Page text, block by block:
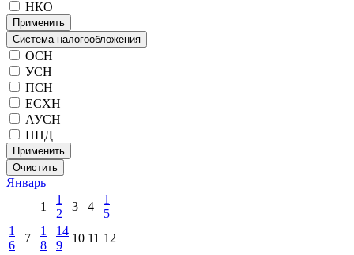
НКО
Применить
Система налогообложения
ОСН
УСН
ПСН
ЕСХН
АУСН
НПД
Применить
Очистить
Январь
1
1
2
3 4
1
5
1
6
7
1
8
14
9
10 11 12